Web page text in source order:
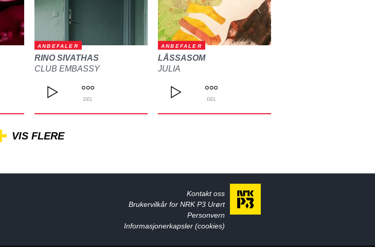
ANBEFALER
RINO SIVATHAS
CLUB EMBASSY
DEL
ANBEFALER
LÅSSASOM
JULIA
DEL
VIS FLERE
Kontakt oss
Brukervilkår for NRK P3 Urørt
Personvern
Informasjonerkapsler (cookies)